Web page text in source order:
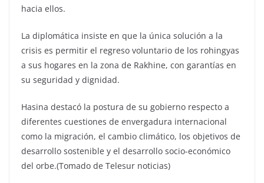
hacia ellos.
La diplomática insiste en que la única solución a la
crisis es permitir el regreso voluntario de los rohingyas
a sus hogares en la zona de Rakhine, con garantías en
su seguridad y dignidad.
Hasina destacó la postura de su gobierno respecto a
diferentes cuestiones de envergadura internacional
como la migración, el cambio climático, los objetivos de
desarrollo sostenible y el desarrollo socio-económico
del orbe.(Tomado de Telesur noticias)